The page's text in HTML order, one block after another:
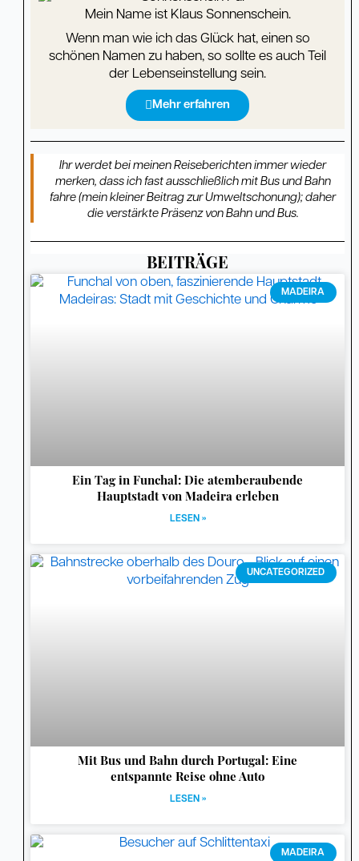
Mein Name ist Klaus Sonnenschein.
Wenn man wie ich das Glück hat, einen so
schönen Namen zu haben, so sollte es auch Teil
der Lebenseinstellung sein.
Mehr erfahren
Ihr werdet bei meinen Reiseberichten immer wieder
merken, dass ich fast ausschließlich mit Bus und Bahn
fahre (mein kleiner Beitrag zur Umweltschonung); daher
die verstärkte Präsenz von Bahn und Bus.
BEITRÄGE
MADEIRA
Ein Tag in Funchal: Die atemberaubende
Hauptstadt von Madeira erleben
LESEN »
UNCATEGORIZED
Mit Bus und Bahn durch Portugal: Eine
entspannte Reise ohne Auto
LESEN »
MADEIRA
SeiteSeiteSeiteSeiteSeiteSeiteSeiteSeiteSeiteSeiteSeiteSeiteSeiteSeiteSeite
SeiteSeiteSeiteSeiteSeiteSeiteSeiteSeiteSeiteSeiteSeiteSeite
SeiteSeite